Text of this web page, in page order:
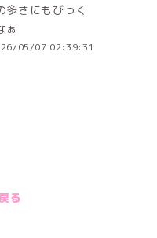
多さにもびっく
ぁ
05/07 02:39:31
る